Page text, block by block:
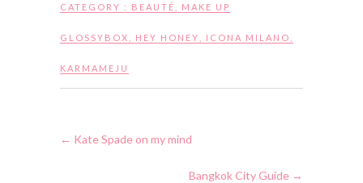
CATEGORY : BEAUTÉ MAKE UP
GLOSSYBOX HEY HONEY ICONA MILANO
KARMAMEJU
← Kate Spade on my mind
Bangkok City Guide →